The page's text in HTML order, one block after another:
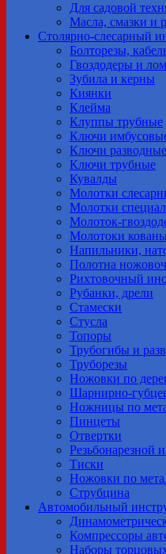
Для садовой
Масла, смазки и
Столярно-слесарный
Болторезы,
Гвоздодеры и
Зубила и керны
Киянки
Клейма
Клуппы трубные
Ключи
Ключи разводные
Ключи трубные
Кувалды
Молотки
Молотки
Молоток-
Молотоки
Напильники,
Полотна
Рихтовочный
Рубанки, дрели
Стамески
Стусла
Топоры
Трубогибы и
Труборезы
Ножовки по
Шарнирно-
Ножницы по
Пинцеты
Отвертки
Резьбонарезной
Тиски
Ножовки по
Струбцина
Автомобильный
Компрессоры
Наборы